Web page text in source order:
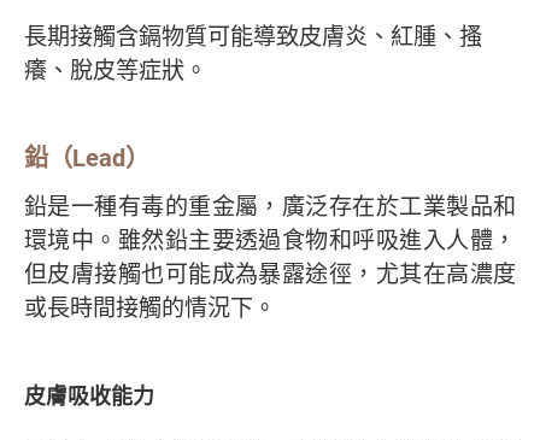
長期接觸含鎘物質可能導致皮膚炎、紅腫、搔
癢、脫皮等症狀。
鉛（Lead）
鉛是一種有毒的重金屬，廣泛存在於工業製品和
環境中。雖然鉛主要透過食物和呼吸進入人體，
但皮膚接觸也可能成為暴露途徑，尤其在高濃度
或長時間接觸的情況下。
皮膚吸收能力